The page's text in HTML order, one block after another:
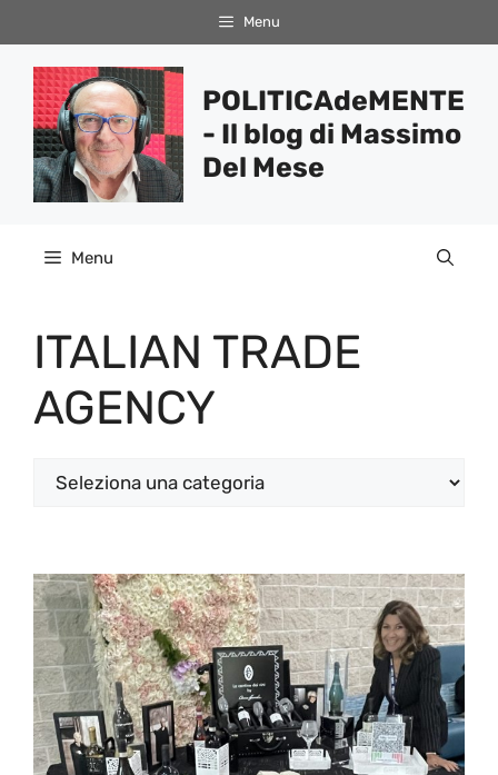
al
contenuto
Menu
POLITICAdeMENTE
- Il blog di Massimo
Del Mese
Menu
ITALIAN TRADE
AGENCY
Categorie